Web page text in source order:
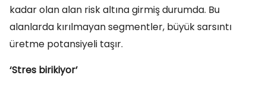
kadar olan alan risk altına girmiş durumda. Bu
alanlarda kırılmayan segmentler, büyük sarsıntı
üretme potansiyeli taşır.
‘Stres birikiyor’